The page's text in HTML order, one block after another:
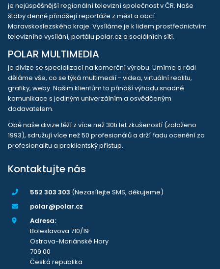
je nejúspěšnější regionální televizní společnost v ČR. Naše
štáby denně přinášejí reportáže z měst a obcí
Moravskoslezského kraje. Vysíláme je k lidem prostřednictvím
televizního vysílání, portálu polar.cz a sociálních sítí.
POLAR MULTIMEDIA
je divize se specializací na komerční výrobu. Umíme a rádi
děláme vše, co se týká multimedií - videa, virtuální realitu,
grafiky, weby. Našim klientům to přináší výhodu snadné
komunikace s jediným univerzálním a osvědčeným
dodavatelem.
Obě naše divize těží z více než 30ti let zkušeností (založeno
1993), sdružují více než 50 profesionálů a drží řadu ocenění za
profesionalitu a proklientský přístup.
Kontaktujte nás
552 303 303 (Nezasílejte SMS, děkujeme)
polar@polar.cz
Adresa:
Boleslavova 710/19
Ostrava-Mariánské Hory
709 00
Česká republika